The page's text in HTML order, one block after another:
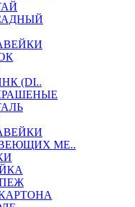
(DI..
МЕ..